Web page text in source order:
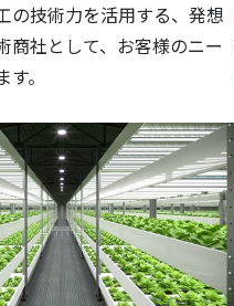
の技術力を活用する、発想
商社として、お客様のニー
。